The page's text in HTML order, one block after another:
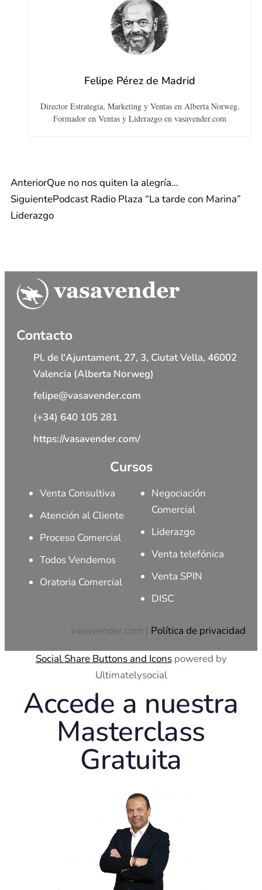
Felipe Pérez de Madrid
Director Estrategia, Marketing y Ventas en Alberta Norweg.
Formador en Ventas y Liderazgo en vasavender.com
AnteriorQue no nos quiten la alegría…
SiguientePodcast Radio Plaza “La tarde con Marina”
Liderazgo
Contacto
Pl. de l'Ajuntament, 27, 3, Ciutat Vella, 46002
Valencia (Alberta Norweg)
felipe@vasavender.com
(+34) 640 105 281
https://vasavender.com/
Cursos
Venta Consultiva
Atención al Cliente
Proceso Comercial
Todos Vendemos
Oratoria Comercial
Negociación
Comercial
Liderazgo
Venta telefónica
Venta SPIN
DISC
vasavender.com | Política de privacidad
Social Share Buttons and Iconspowered by
Ultimatelysocial
Accede a nuestra
Masterclass
Gratuita